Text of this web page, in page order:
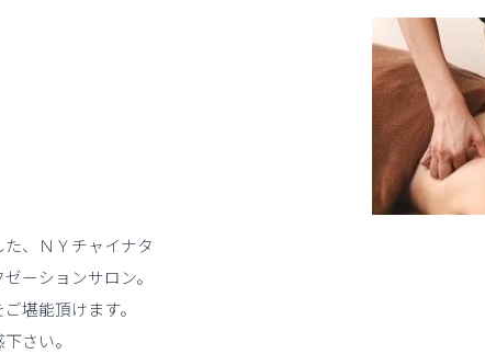
、ＮＹチャイナタ
ーションサロン。
堪能頂けます。
さい。